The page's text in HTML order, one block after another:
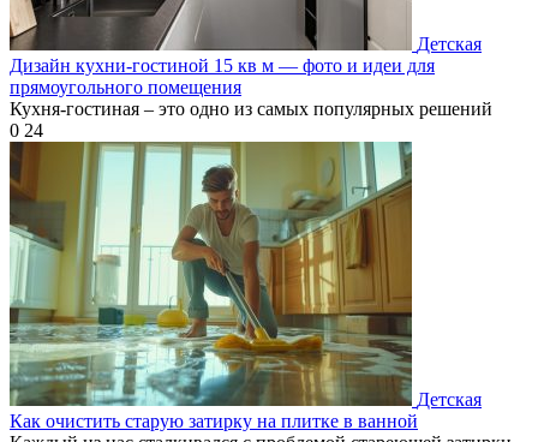
Детская
Дизайн кухни-гостиной 15 кв м — фото и идеи для
прямоугольного помещения
Кухня-гостиная – это одно из самых популярных решений
0 24
Детская
Как очистить старую затирку на плитке в ванной